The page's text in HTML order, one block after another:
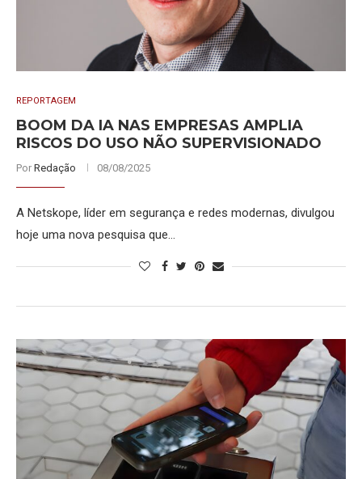
REPORTAGEM
BOOM DA IA NAS EMPRESAS AMPLIA
RISCOS DO USO NÃO SUPERVISIONADO
Por Redação 08/08/2025
A Netskope, líder em segurança e redes modernas, divulgou
hoje uma nova pesquisa que…